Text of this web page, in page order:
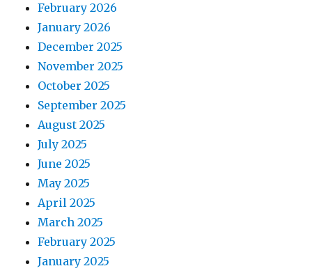
February 2026
January 2026
December 2025
November 2025
October 2025
September 2025
August 2025
July 2025
June 2025
May 2025
April 2025
March 2025
February 2025
January 2025